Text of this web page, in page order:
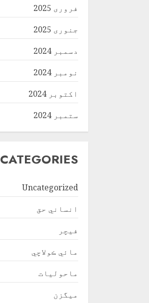
فروری 2025
جنوری 2025
دسمبر 2024
نومبر 2024
اکتوبر 2024
ستمبر 2024
CATEGORIES
Uncategorized
انساني حق
فیچر
مائي ڪولاچي
ماحولیات
ميگزن